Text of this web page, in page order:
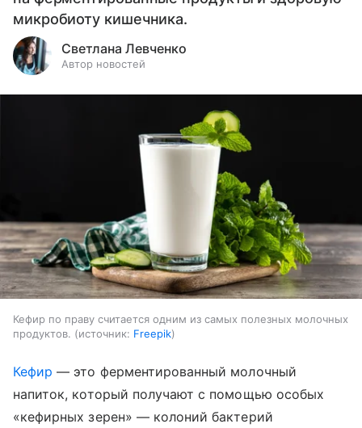
микробиоту кишечника.
Светлана Левченко
Автор новостей
Кефир по праву считается одним из самых полезных молочных
продуктов.
источник: Freepik
Кефир — это ферментированный молочный
напиток, который получают с помощью особых
«кефирных зерен» — колоний бактерий